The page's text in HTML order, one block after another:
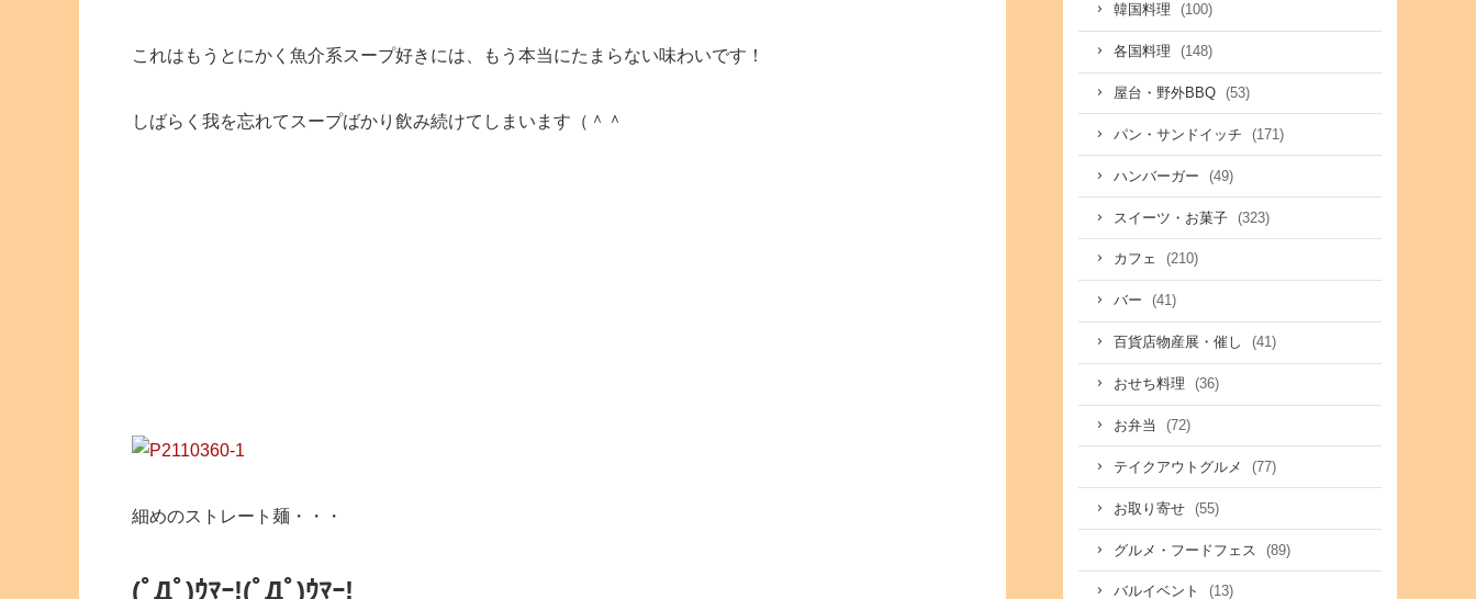
これはもうとにかく魚介系スープ好きには、もう本当にたまらない味わいです！
しばらく我を忘れてスープばかり飲み続けてしまいます（＾＾
細めのストレート麺・・・
(ﾟДﾟ)ｳﾏｰ!(ﾟДﾟ)ｳﾏｰ!
韓国料理 (100)
各国料理 (148)
屋台・野外BBQ (53)
パン・サンドイッチ (171)
ハンバーガー (49)
スイーツ・お菓子 (323)
カフェ (210)
バー (41)
百貨店物産展・催し (41)
おせち料理 (36)
お弁当 (72)
テイクアウトグルメ (77)
お取り寄せ (55)
グルメ・フードフェス (89)
バルイベント (13)